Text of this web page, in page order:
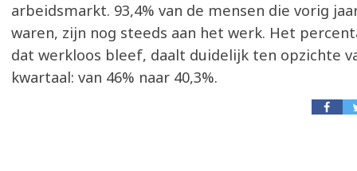
arbeidsmarkt. 93,4% van de mensen die vorig
waren, zijn nog steeds aan het werk. Het
dat werkloos bleef, daalt duidelijk ten opzichte
kwartaal: van 46% naar 40,3%.